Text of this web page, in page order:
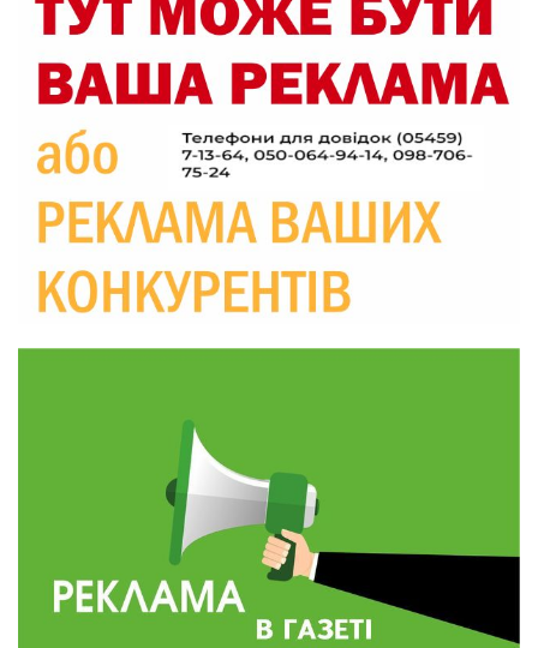
19:29
30 лип
«Все закінчиться, приїду й одружуся…»: Пам’яті
26-річного Захисника Богдана Ємця (ВІДЕО)
20:06
Паливо по 100 грн та ризик дефіциту: чому в
28 лип
Житлові сертифікати, підготовка до зими та
підтримка ВПО: підсумки засідання виконкому
Краснопільської селищної ради
10:36
28 лип
Валентина Масалітіна: «Нас тримає віра в
Перемогу і повернення додому»
Обмежено придатний, але безмежно
вмотивований: Як колишній лісівник став асом
артилерії
490 пацієнтів та 15 відвіданих сіл: МБФ
«Альянс громадського здоров’я» підбив
підсумки роботи мобільних клінік у Сумській
області